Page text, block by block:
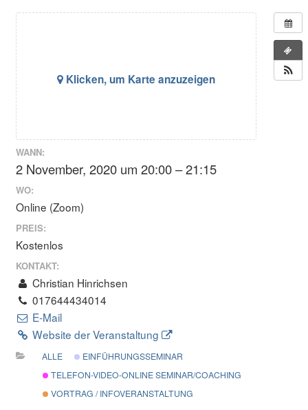
Klicken, um Karte anzuzeigen
WANN:
2 November, 2020 um 20:00 – 21:15
WO:
Online (Zoom)
PREIS:
Kostenlos
KONTAKT:
Christian Hinrichsen
017644434014
E-Mail
Website der Veranstaltung
ALLE
EINFÜHRUNGSSEMINAR
TELEFON-VIDEO-ONLINE SEMINAR/COACHING
VORTRAG / INFOVERANSTALTUNG